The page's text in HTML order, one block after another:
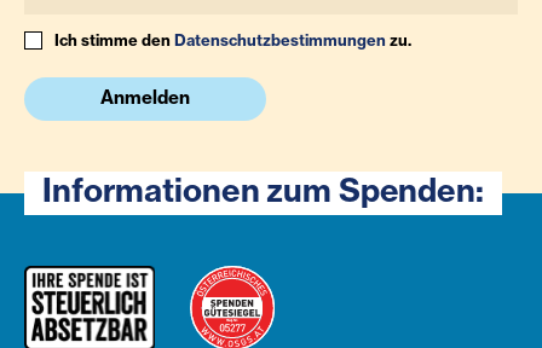
Ich stimme denDatenschutzbestimmungenzu.
Anmelden
Informationen zum Spenden: